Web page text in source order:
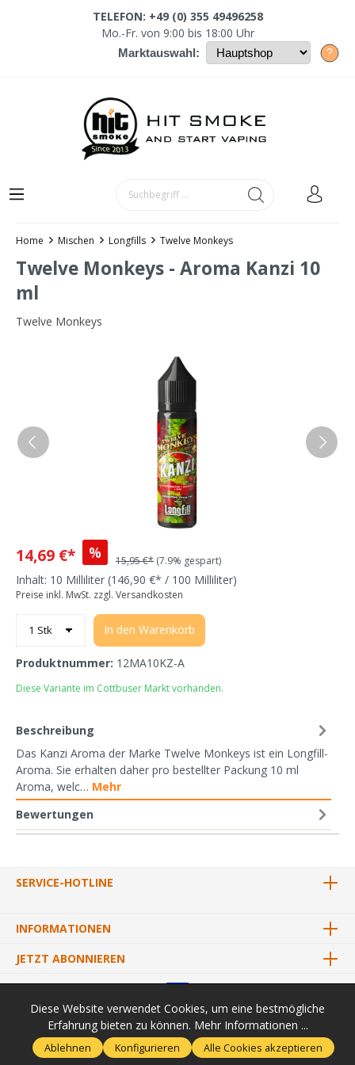
TELEFON: +49 (0) 355 49496258
Mo.-Fr. von 9:00 bis 18:00 Uhr
Marktauswahl: ?
Home Mischen Longfills Twelve Monkeys
Twelve Monkeys - Aroma Kanzi 10
ml
Twelve Monkeys
14,69 €* % 15,95 €* (7.9% gespart)
Inhalt: 10 Milliliter (146,90 €* / 100 Milliliter)
Preise inkl. MwSt. zzgl. Versandkosten
In den Warenkorb
Produktnummer: 12MA10KZ-A
Diese Variante im Cottbuser Markt vorhanden.
Beschreibung
Das Kanzi Aroma der Marke Twelve Monkeys ist ein Longfill-
Aroma. Sie erhalten daher pro bestellter Packung 10 ml
Aroma, welc… Mehr
Bewertungen
SERVICE-HOTLINE
INFORMATIONEN
JETZT ABONNIEREN
* Alle Preise inkl. gesetzl. Mehrwertsteuer zzgl.Versandkosten
ggf. Nachnahmegebühren, wenn nicht anders angegeben.
Diese Website verwendet Cookies, um eine bestmögliche
Erfahrung bieten zu können. Mehr Informationen ...
Ablehnen Konfigurieren Alle Cookies akzeptieren